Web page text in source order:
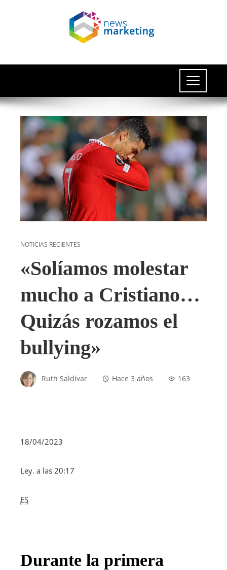
NOTICIAS RECIENTES
«Solíamos molestar
mucho a Cristiano…
Quizás rozamos el
bullying»
Ruth Saldívar Hace 3 años 163
18/04/2023
Ley. a las 20:17
ES
Durante la primera